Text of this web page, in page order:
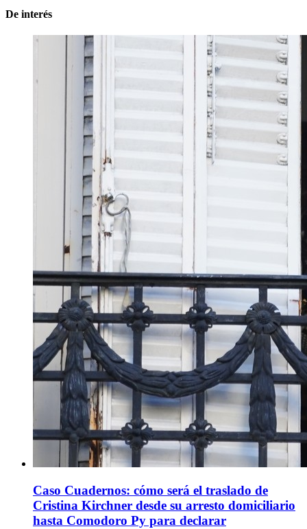
De interés
Caso Cuadernos: cómo será el traslado de
Cristina Kirchner desde su arresto domiciliario
hasta Comodoro Py para declarar